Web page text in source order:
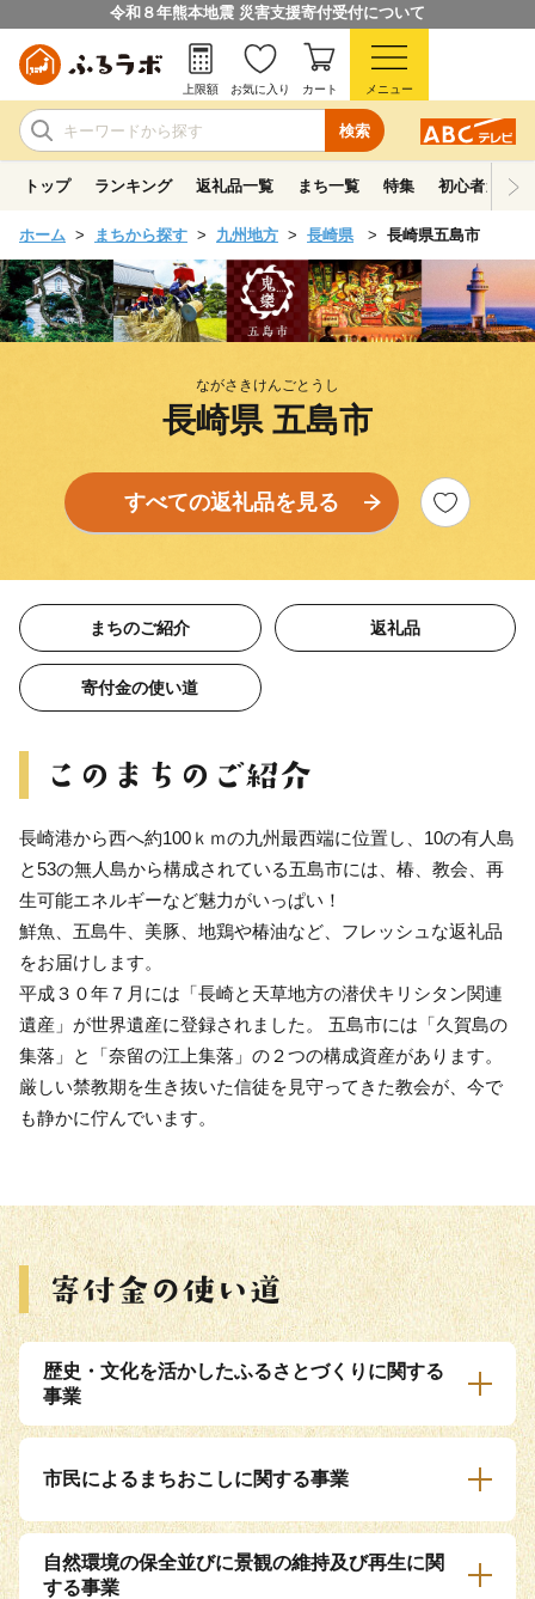
令和８年熊本地震 災害支援寄付受付について
検索
上限額 お気に入り カート メニュー
トップ ランキング 返礼品一覧 まち一覧 特集 初心者ガイド
ホーム まちから探す 九州地方 長崎県 長崎県五島市
ながさきけんごとうし
長崎県 五島市
すべての返礼品を見る
まちのご紹介 返礼品
寄付金の使い道
長崎港から西へ約100ｋｍの九州最西端に位置し、10の有人島
と53の無人島から構成されている五島市には、椿、教会、再
生可能エネルギーなど魅力がいっぱい！
鮮魚、五島牛、美豚、地鶏や椿油など、フレッシュな返礼品
をお届けします。
平成３０年７月には「長崎と天草地方の潜伏キリシタン関連
遺産」が世界遺産に登録されました。 五島市には「久賀島の
集落」と「奈留の江上集落」の２つの構成資産があります。
厳しい禁教期を生き抜いた信徒を見守ってきた教会が、今で
も静かに佇んでいます。
歴史・文化を活かしたふるさとづくりに関する
事業
市民によるまちおこしに関する事業
自然環境の保全並びに景観の維持及び再生に関
する事業